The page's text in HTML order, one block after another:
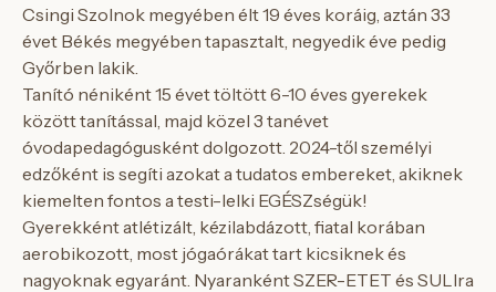
Csingi Szolnok megyében élt 19 éves koráig, aztán 33
évet Békés megyében tapasztalt, negyedik éve pedig
Győrben lakik.
Tanító néniként 15 évet töltött 6-10 éves gyerekek
között tanítással, majd közel 3 tanévet
óvodapedagógusként dolgozott. 2024-től személyi
edzőként is segíti azokat a tudatos embereket, akiknek
kiemelten fontos a testi-lelki EGÉSZségük!
Gyerekként atlétizált, kézilabdázott, fiatal korában
aerobikozott, most jógaórákat tart kicsiknek és
nagyoknak egyaránt. Nyaranként SZER-ETET és SULIra